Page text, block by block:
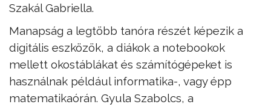
Szakál Gabriella.
Manapság a legtöbb tanóra részét képezik a
digitális eszközök, a diákok a notebookok
mellett okostáblákat és számítógépeket is
használnak például informatika-, vagy épp
matematikaórán. Gyula Szabolcs, a